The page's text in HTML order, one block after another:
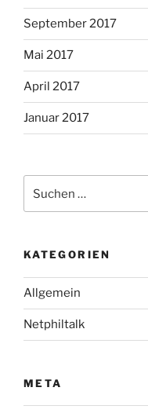
September 2017
Mai 2017
April 2017
Januar 2017
nach:
KATEGORIEN
Allgemein
Netphiltalk
META